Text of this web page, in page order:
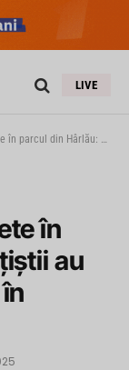
LIVE
au intervenit de două ori, în aceeași zi
în
au